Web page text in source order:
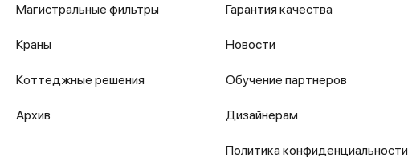
Магистральные фильтры
Краны
Коттеджные решения
Архив
Гарантия качества
Новости
Обучение партнеров
Дизайнерам
Политика конфиденциальности